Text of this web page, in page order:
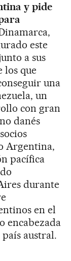
y pide
este
a sus
los que
una
un
con gran
danés
Argentina,
pacífica
durante
en el
encabezada
austral.